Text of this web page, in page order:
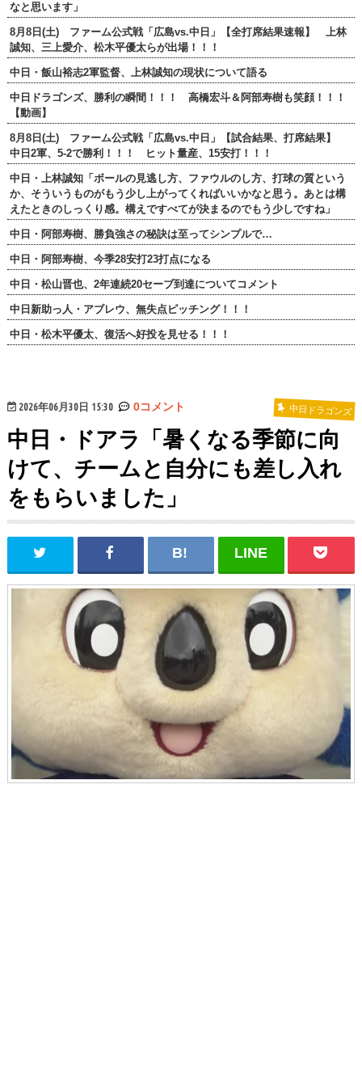
なと思います」
8月8日(土) ファーム公式戦「広島vs.中日」【全打席結果速報】 上林
誠知、三上愛介、松木平優太らが出場！！！
中日・飯山裕志2軍監督、上林誠知の現状について語る
中日ドラゴンズ、勝利の瞬間！！！ 高橋宏斗＆阿部寿樹も笑顔！！！
【動画】
8月8日(土) ファーム公式戦「広島vs.中日」【試合結果、打席結果】
中日2軍、5-2で勝利！！！ ヒット量産、15安打！！！
中日・上林誠知「ボールの見逃し方、ファウルのし方、打球の質という
か、そういうものがもう少し上がってくればいいかなと思う。あとは構
えたときのしっくり感。構えですべてが決まるのでもう少しですね」
中日・阿部寿樹、勝負強さの秘訣は至ってシンプルで…
中日・阿部寿樹、今季28安打23打点になる
中日・松山晋也、2年連続20セーブ到達についてコメント
中日新助っ人・アブレウ、無失点ピッチング！！！
中日・松木平優太、復活へ好投を見せる！！！
2026年06月30日 15:30 0コメント 中日ドラゴンズ
中日・ドアラ「暑くなる季節に向
けて、チームと自分にも差し入れ
をもらいました」